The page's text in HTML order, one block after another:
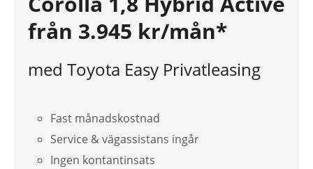
från 3.945 kr/mån*
med Toyota Easy Privatleasing
Fast månadskostnad
Service & vägassistans ingår
Ingen kontantinsats